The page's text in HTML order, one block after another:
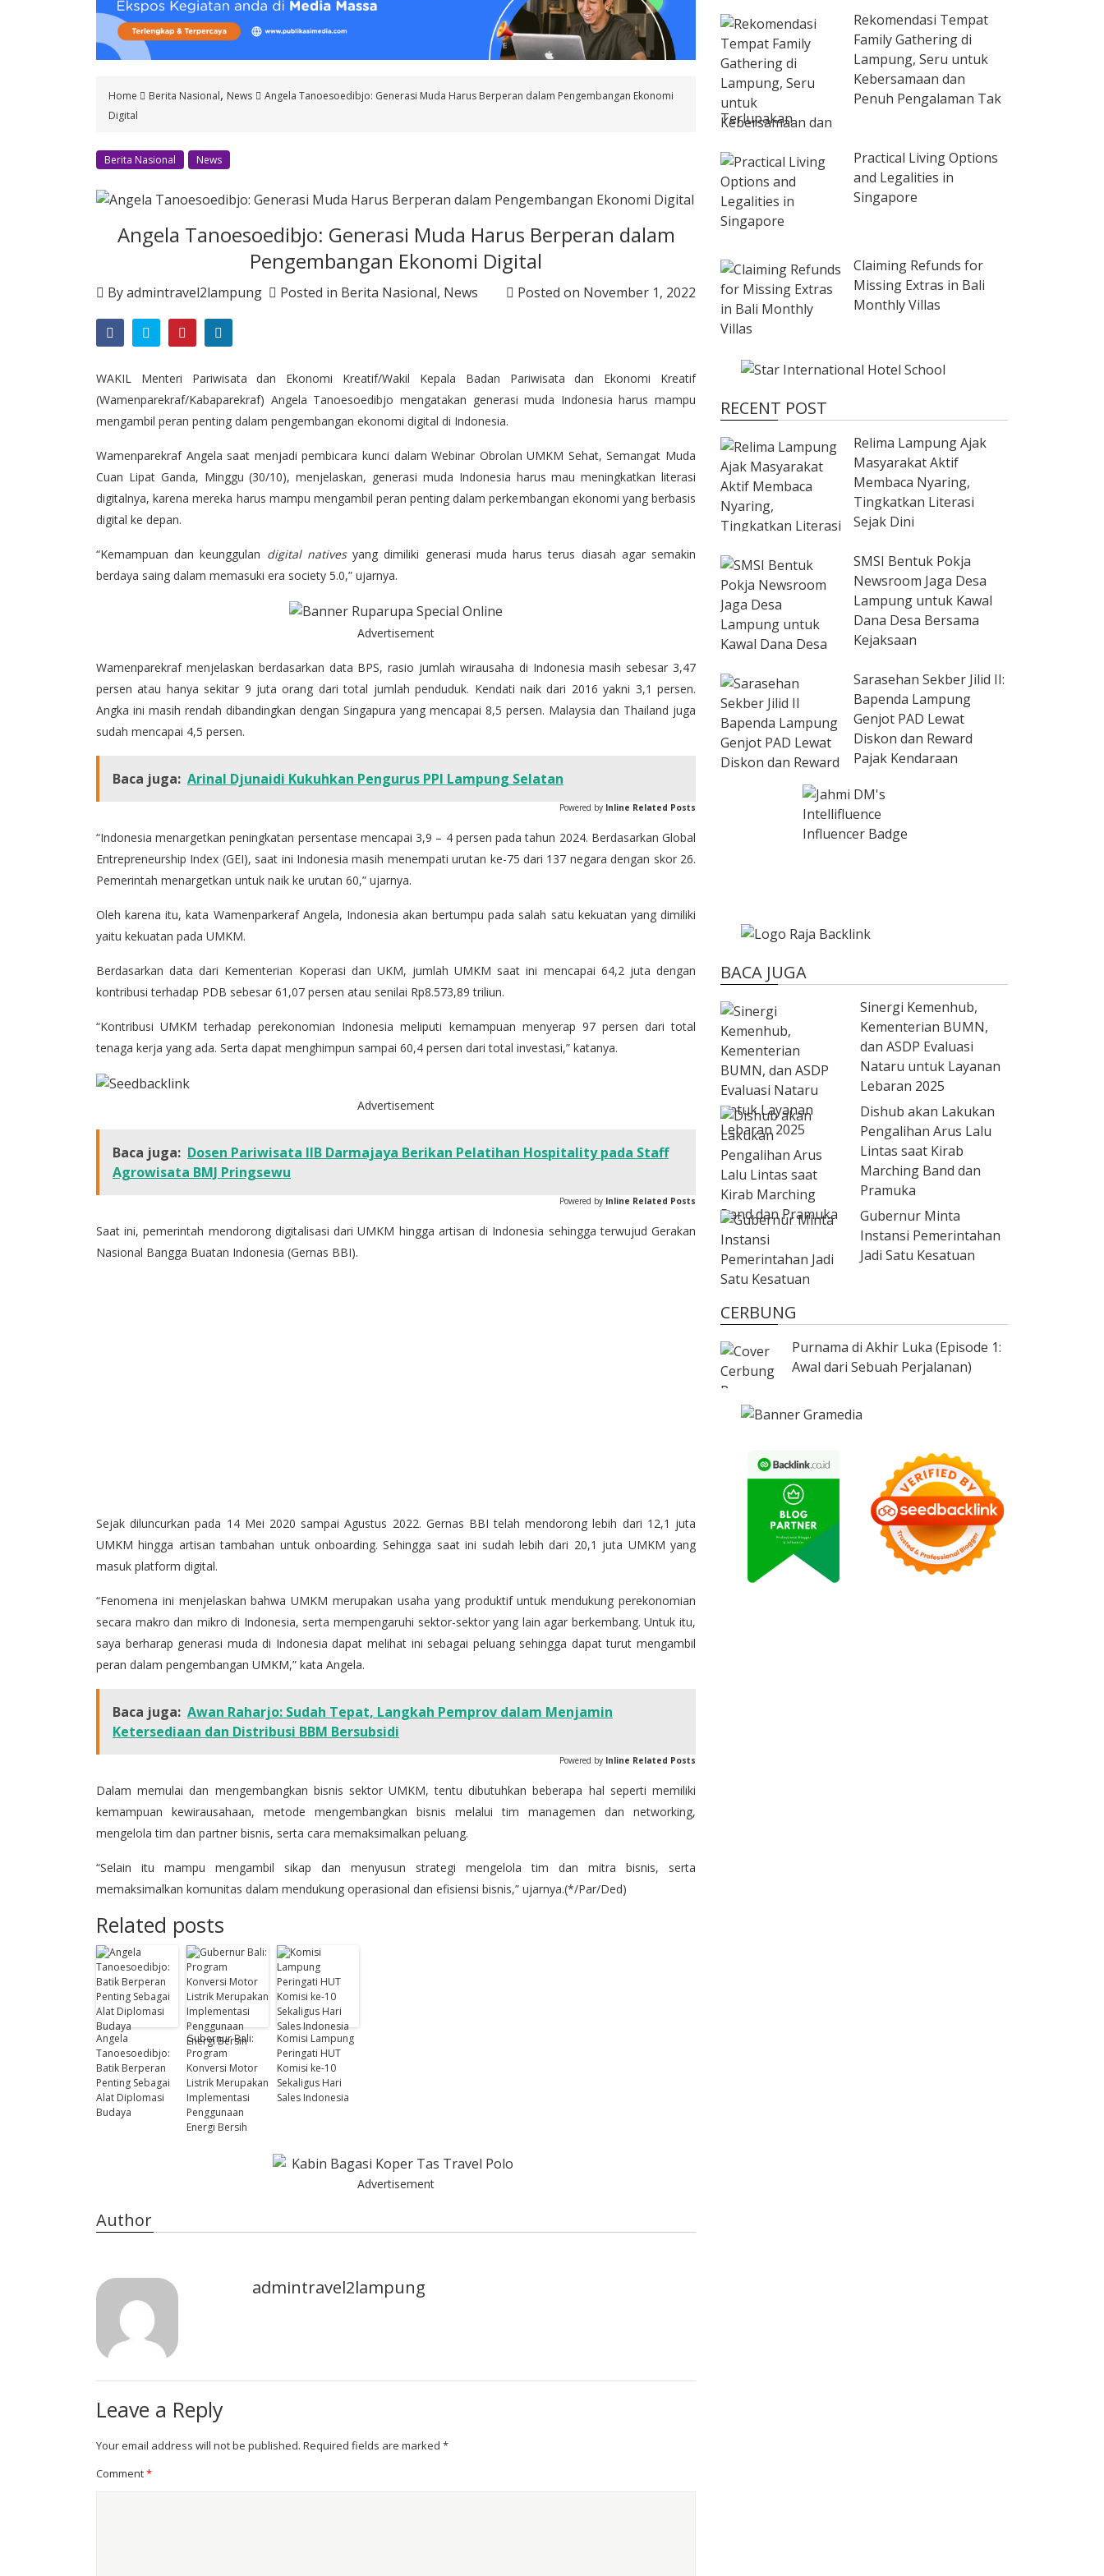
Home Berita Nasional, News
Angela Tanoesoedibjo: Generasi Muda Harus Berperan dalam Pengembangan Ekonomi
Digital
Berita Nasional News
Angela Tanoesoedibjo: Generasi Muda Harus Berperan dalam
Pengembangan Ekonomi Digital
Byadmintravel2lampung Posted in Berita Nasional, News Posted on November 1, 2022
WAKIL Menteri Pariwisata dan Ekonomi Kreatif/Wakil Kepala Badan Pariwisata dan Ekonomi Kreatif
(Wamenparekraf/Kabaparekraf) Angela Tanoesoedibjo mengatakan generasi muda Indonesia harus mampu
mengambil peran penting dalam pengembangan ekonomi digital di Indonesia.
Wamenparekraf Angela saat menjadi pembicara kunci dalam Webinar Obrolan UMKM Sehat, Semangat Muda
Cuan Lipat Ganda, Minggu (30/10), menjelaskan, generasi muda Indonesia harus mau meningkatkan literasi
digitalnya, karena mereka harus mampu mengambil peran penting dalam perkembangan ekonomi yang berbasis
digital ke depan.
“Kemampuan dan keunggulan digital nativesyang dimiliki generasi muda harus terus diasah agar semakin
berdaya saing dalam memasuki era society 5.0,” ujarnya.
Advertisement
Wamenparekraf menjelaskan berdasarkan data BPS, rasio jumlah wirausaha di Indonesia masih sebesar 3,47
persen atau hanya sekitar 9 juta orang dari total jumlah penduduk. Kendati naik dari 2016 yakni 3,1 persen.
Angka ini masih rendah dibandingkan dengan Singapura yang mencapai 8,5 persen. Malaysia dan Thailand juga
sudah mencapai 4,5 persen.
Baca juga: Arinal Djunaidi Kukuhkan Pengurus PPI Lampung Selatan
Powered by Inline Related Posts
“Indonesia menargetkan peningkatan persentase mencapai 3,9 – 4 persen pada tahun 2024. Berdasarkan Global
Entrepreneurship Index (GEI), saat ini Indonesia masih menempati urutan ke-75 dari 137 negara dengan skor 26.
Pemerintah menargetkan untuk naik ke urutan 60,” ujarnya.
Oleh karena itu, kata Wamenparkeraf Angela, Indonesia akan bertumpu pada salah satu kekuatan yang dimiliki
yaitu kekuatan pada UMKM.
Berdasarkan data dari Kementerian Koperasi dan UKM, jumlah UMKM saat ini mencapai 64,2 juta dengan
kontribusi terhadap PDB sebesar 61,07 persen atau senilai Rp8.573,89 triliun.
“Kontribusi UMKM terhadap perekonomian Indonesia meliputi kemampuan menyerap 97 persen dari total
tenaga kerja yang ada. Serta dapat menghimpun sampai 60,4 persen dari total investasi,” katanya.
Advertisement
Baca juga: Dosen Pariwisata IIB Darmajaya Berikan Pelatihan Hospitality pada Staff
Agrowisata BMJ Pringsewu
Powered by Inline Related Posts
Saat ini, pemerintah mendorong digitalisasi dari UMKM hingga artisan di Indonesia sehingga terwujud Gerakan
Nasional Bangga Buatan Indonesia (Gernas BBI).
Sejak diluncurkan pada 14 Mei 2020 sampai Agustus 2022. Gernas BBI telah mendorong lebih dari 12,1 juta
UMKM hingga artisan tambahan untuk onboarding. Sehingga saat ini sudah lebih dari 20,1 juta UMKM yang
masuk platform digital.
“Fenomena ini menjelaskan bahwa UMKM merupakan usaha yang produktif untuk mendukung perekonomian
secara makro dan mikro di Indonesia, serta mempengaruhi sektor-sektor yang lain agar berkembang. Untuk itu,
saya berharap generasi muda di Indonesia dapat melihat ini sebagai peluang sehingga dapat turut mengambil
peran dalam pengembangan UMKM,” kata Angela.
Baca juga: Awan Raharjo: Sudah Tepat, Langkah Pemprov dalam Menjamin
Ketersediaan dan Distribusi BBM Bersubsidi
Powered by Inline Related Posts
Dalam memulai dan mengembangkan bisnis sektor UMKM, tentu dibutuhkan beberapa hal seperti memiliki
kemampuan kewirausahaan, metode mengembangkan bisnis melalui tim managemen dan networking,
mengelola tim dan partner bisnis, serta cara memaksimalkan peluang.
“Selain itu mampu mengambil sikap dan menyusun strategi mengelola tim dan mitra bisnis, serta
memaksimalkan komunitas dalam mendukung operasional dan efisiensi bisnis,” ujarnya.(*/Par/Ded)
Related posts
Angela
Tanoesoedibjo:
Batik Berperan
Penting Sebagai
Alat Diplomasi
Budaya
Gubernur Bali:
Program
Konversi Motor
Listrik Merupakan
Implementasi
Penggunaan
Energi Bersih
Komisi Lampung
Peringati HUT
Komisi ke-10
Sekaligus Hari
Sales Indonesia
Advertisement
Author
admintravel2lampung
Leave a Reply
Your email address will not be published. Required fields are marked *
Comment*
Rekomendasi Tempat
Family Gathering di
Lampung, Seru untuk
Kebersamaan dan
Penuh Pengalaman Tak
Terlupakan
Practical Living Options
and Legalities in
Singapore
Claiming Refunds for
Missing Extras in Bali
Monthly Villas
RECENT POST
Relima Lampung Ajak
Masyarakat Aktif
Membaca Nyaring,
Tingkatkan Literasi
Sejak Dini
SMSI Bentuk Pokja
Newsroom Jaga Desa
Lampung untuk Kawal
Dana Desa Bersama
Kejaksaan
Sarasehan Sekber Jilid II:
Bapenda Lampung
Genjot PAD Lewat
Diskon dan Reward
Pajak Kendaraan
BACA JUGA
Sinergi Kemenhub,
Kementerian BUMN,
dan ASDP Evaluasi
Nataru untuk Layanan
Lebaran 2025
Dishub akan Lakukan
Pengalihan Arus Lalu
Lintas saat Kirab
Marching Band dan
Pramuka
Gubernur Minta
Instansi Pemerintahan
Jadi Satu Kesatuan
CERBUNG
Purnama di Akhir Luka (Episode 1:
Awal dari Sebuah Perjalanan)